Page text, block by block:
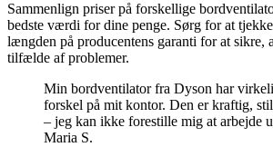
Sammenlign priser på forskellige
bedste værdi for dine penge. Sørg for at
længden på producentens garanti for at sikre,
tilfælde af problemer.
Min bordventilator fra Dyson har
forskel på mit kontor. Den er kraftig,
– jeg kan ikke forestille mig at arbejde
Maria S.